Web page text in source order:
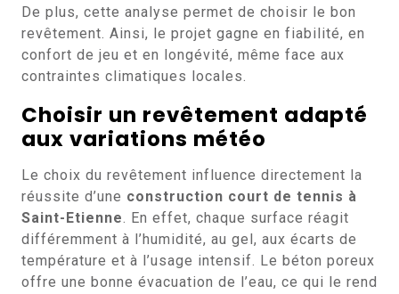
De plus, cette analyse permet de choisir le bon
revêtement. Ainsi, le projet gagne en fiabilité, en
confort de jeu et en longévité, même face aux
contraintes climatiques locales.
Choisir un revêtement adapté
aux variations météo
Le choix du revêtement influence directement la
réussite d’une construction court de tennis à
Saint-Etienne. En effet, chaque surface réagit
différemment à l’humidité, au gel, aux écarts de
température et à l’usage intensif. Le béton poreux
offre une bonne évacuation de l’eau, ce qui le rend